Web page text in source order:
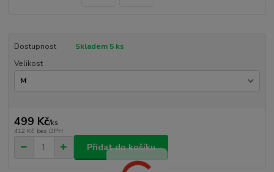
Dostupnost
Skladem 5 ks
Velikost
499 Kč/ks
412 Kč bez DPH
Přidat do košíku